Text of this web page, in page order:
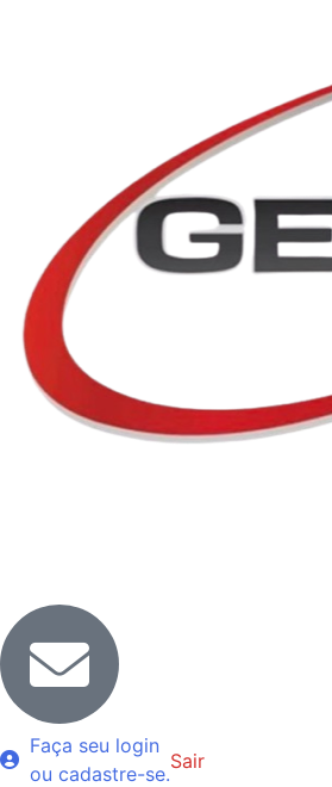
Faça seu login
ou cadastre-se.
Sair